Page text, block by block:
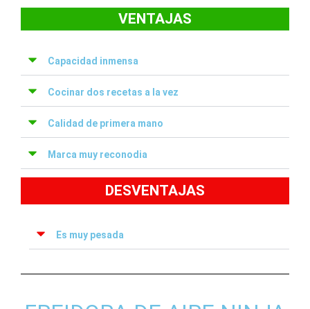
VENTAJAS
Capacidad inmensa
Cocinar dos recetas a la vez
Calidad de primera mano
Marca muy reconodia
DESVENTAJAS
Es muy pesada